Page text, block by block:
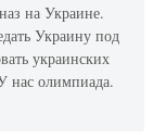
на Украине.
Украину под
украинских
нас олимпиада.